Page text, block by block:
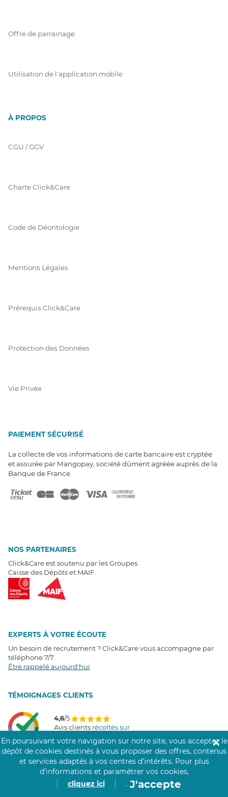
Offre de parrainage
Utilisation de l'application mobile
À PROPOS
CGU / GGV
Charte Click&Care
Code de Déontologie
Mentions Légales
Prérequis Click&Care
Protection des Données
Vie Privée
PAIEMENT SÉCURISÉ
La collecte de vos informations de carte bancaire est cryptée
et assurée par Mangopay, société dûment agréée auprès de la
Banque de France.
NOS PARTENAIRES
Click&Care est soutenu par les Groupes
Caisse des Dépôts et MAIF.
EXPERTS À VOTRE ÉCOUTE
Un besoin de recrutement ? Click&Care vous accompagne par
téléphone 7/7
Être rappelé aujourd'hui
TÉMOIGNAGES CLIENTS
4,6/5
Avis clients récoltés sur
COMMUNAUTÉ CLICK&CARE
En poursuivant votre navigation sur notre site, vous acceptez le
dépôt de cookies destinés à vous proposer des offres, contenus
et services adaptés à vos centres d’intérêts. Pour plus
d’informations et paramétrer vos cookies,
cliquez ici
. J'accepte
✕